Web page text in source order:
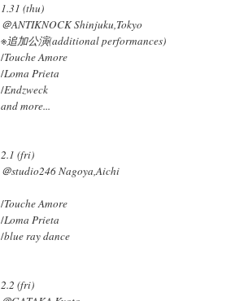
1.31 (thu)
＠ANTIKNOCK Shinjuku,Tokyo
※追加公演(additional performances)
/Touche Amore
/Loma Prieta
/Endzweck
and more...
2.1 (fri)
＠studio246 Nagoya,Aichi
/Touche Amore
/Loma Prieta
/blue ray dance
2.2 (fri)